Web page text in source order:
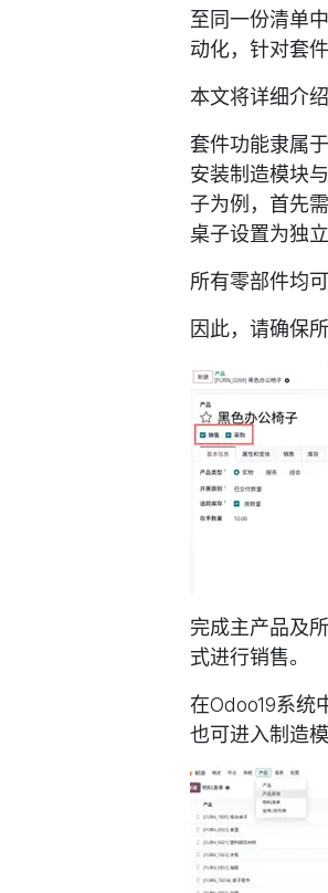
至同一份清单
动化，针对套
本文将详细介
套件功能隶属
安装制造模块
子为例，首先
桌子设置为独立
所有零部件均
因此，请确保
完成主产品及
式进行销售。
在Odoo19系统
也可进入制造